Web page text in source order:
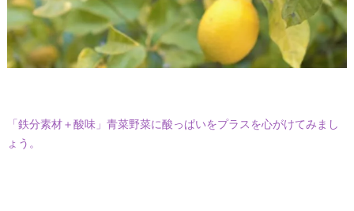
「鉄分素材＋酸味」青菜野菜に酸っぱいをプラスを心がけてみまし
ょう。